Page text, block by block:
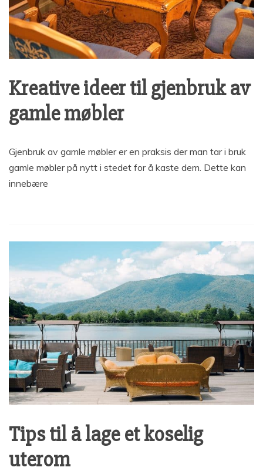
Kreative ideer til gjenbruk av
gamle møbler
Gjenbruk av gamle møbler er en praksis der man tar i bruk
gamle møbler på nytt i stedet for å kaste dem. Dette kan
innebære
Tips til å lage et koselig
uterom